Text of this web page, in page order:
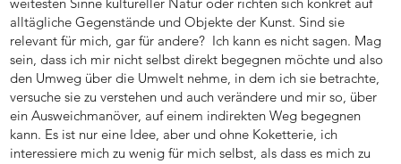
alltägliche Gegenstände und Objekte der Kunst. Sind sie
relevant für mich, gar für andere? Ich kann es nicht sagen. Mag
sein, dass ich mir nicht selbst direkt begegnen möchte und also
den Umweg über die Umwelt nehme, in dem ich sie betrachte,
versuche sie zu verstehen und auch verändere und mir so, über
ein Ausweichmanöver, auf einem indirekten Weg begegnen
kann. Es ist nur eine Idee, aber und ohne Koketterie, ich
interessiere mich zu wenig für mich selbst, als dass es mich zu